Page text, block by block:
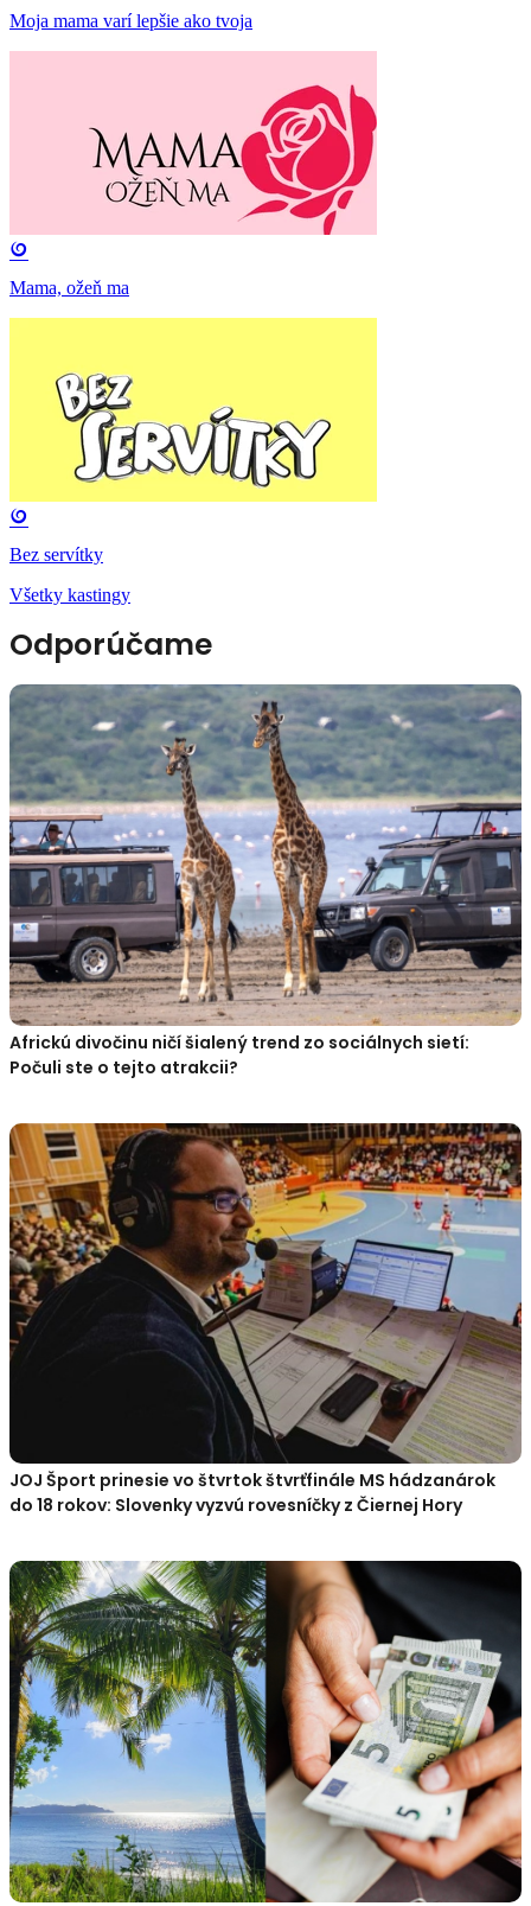
Moja mama varí lepšie ako tvoja
Mama, ožeň ma
Bez servítky
Všetky kastingy
Odporúčame
Africkú divočinu ničí šialený trend zo sociálnych sietí:
Počuli ste o tejto atrakcii?
JOJ Šport prinesie vo štvrtok štvrťfinále MS hádzanárok
do 18 rokov: Slovenky vyzvú rovesníčky z Čiernej Hory